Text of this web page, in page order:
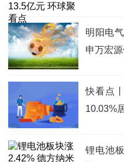
明阳电
申万宏
快看点
10.03%
锂电池